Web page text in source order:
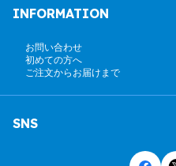
INFORMATION
お問い合わせ
初めての方へ
ご注文からお届けまで
SNS